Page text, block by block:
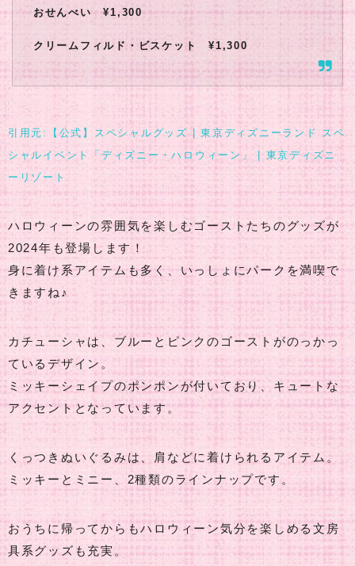
おせんべい ¥1,300
クリームフィルド・ビスケット ¥1,300
引用元:【公式】スペシャルグッズ | 東京ディズニーランド スペ
シャルイベント「ディズニー・ハロウィーン」 | 東京ディズニ
ーリゾート
ハロウィーンの雰囲気を楽しむゴーストたちのグッズが
2024年も登場します！
身に着け系アイテムも多く、いっしょにパークを満喫で
きますね♪
カチューシャは、ブルーとピンクのゴーストがのっかっ
ているデザイン。
ミッキーシェイプのポンポンが付いており、キュートな
アクセントとなっています。
くっつきぬいぐるみは、肩などに着けられるアイテム。
ミッキーとミニー、2種類のラインナップです。
おうちに帰ってからもハロウィーン気分を楽しめる文房
具系グッズも充実。